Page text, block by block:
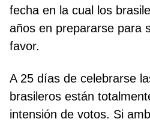
fecha en la cual los
años en prepararse para
favor.
A 25 días de celebrarse
brasileros están
intensión de votos. Si